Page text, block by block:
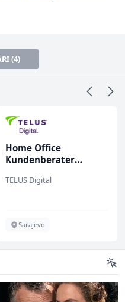
(4)
Home Office
Kundenberater
renommiertes
TELUS Digital
Sarajevo